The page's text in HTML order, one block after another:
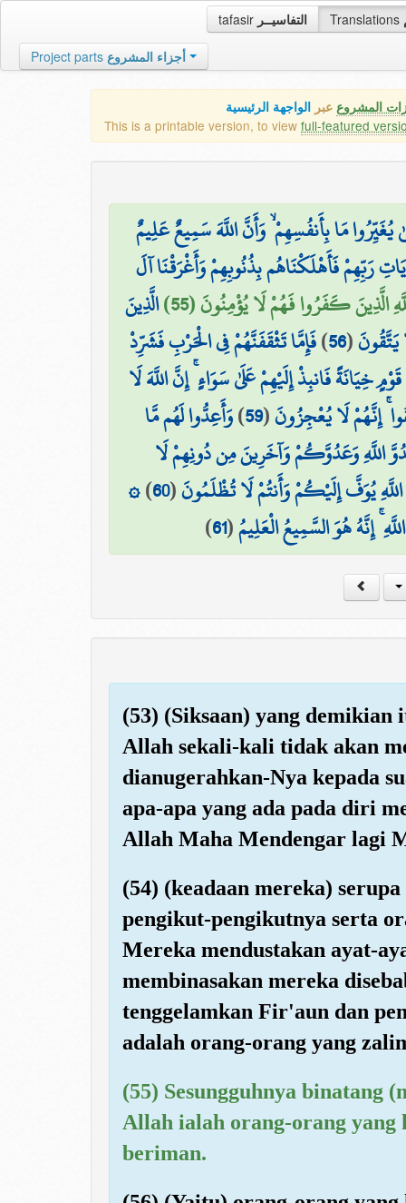
tafasir التفاسيــر Translations
Project parts أجزاء المشروع
المشروع عبر الواجهة الرئيسية
This is a printable version, to view full-featured
مَا بِأَنفُسِهِمْ ۙ وَأَنَّ اللَّهَ سَمِيعٌ عَلِيمٌ
رَبِّهِمْ فَأَهْلَكْنَاهُم بِذُنُوبِهِمْ وَأَغْرَقْنَا آلَ
الَّذِينَ كَفَرُوا فَهُمْ لَا يُؤْمِنُونَ (55)
الَّذِينَ
(
56
)فَإِمَّا تَثْقَفَنَّهُمْ فِي الْحَرْبِ فَشَرِّدْ
خِيَانَةً فَانبِذْ إِلَيْهِمْ عَلَىٰ سَوَاءٍ ۚ إِنَّ اللَّهَ لَا
إِنَّهُمْ لَا يُعْجِزُونَ(
59
)وَأَعِدُّوا لَهُم مَّا
اللَّهِ وَعَدُوَّكُمْ وَآخَرِينَ مِن دُونِهِمْ لَا
يُوَفَّ إِلَيْكُمْ وَأَنتُمْ لَا تُظْلَمُونَ(
60
)۞
إِنَّهُ هُوَ السَّمِيعُ الْعَلِيمُ(
61
)
(53) (Siksaan) yang demikian
Allah sekali-kali tidak akan
dianugerahkan-Nya kepada
apa-apa yang ada pada diri
Allah Maha Mendengar lagi
(54) (keadaan mereka)
pengikut-pengikutnya serta
Mereka mendustakan ayat-
membinasakan mereka
tenggelamkan Fir'aun dan
adalah orang-orang yang
(55) Sesungguhnya binatang
Allah ialah orang-orang
beriman.